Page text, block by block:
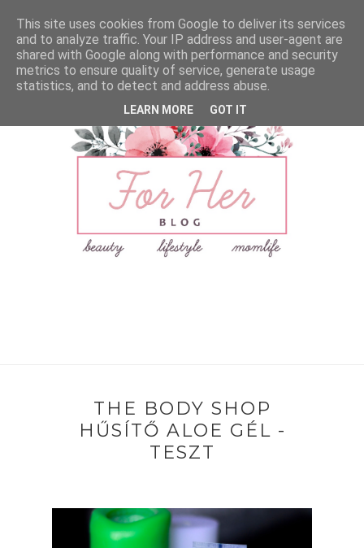
THE BODY SHOP
HŰSÍTŐ ALOE GÉL -
TESZT
This site uses cookies from Google to deliver its services
and to analyze traffic. Your IP address and user-agent are
shared with Google along with performance and security
metrics to ensure quality of service, generate usage
statistics, and to detect and address abuse.
LEARN MORE GOT IT